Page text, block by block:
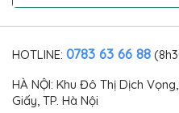
HOTLINE: 0783 63 66 88
HÀ NỘI: Khu Đô Thị Dịch
Giấy, TP. Hà Nội